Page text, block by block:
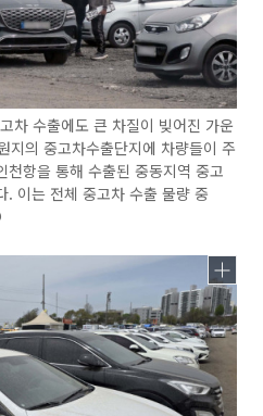
차 수출에도 큰 차질이 빚어진 가운
지의 중고차수출단지에 차량들이 주
항을 통해 수출된 중동지역 중고
이는 전체 중고차 수출 물량 중